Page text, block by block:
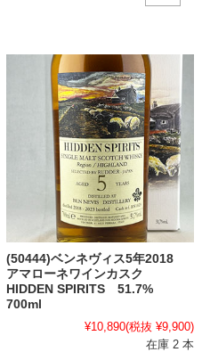
(50444)ベンネヴィス5年2018
アマローネワインカスク
HIDDEN SPIRITS 51.7%
700ml
¥10,890(税抜 ¥9,900)
在庫 2 本